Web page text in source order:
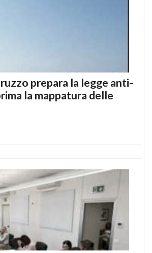
prepara la legge anti-
la mappatura delle